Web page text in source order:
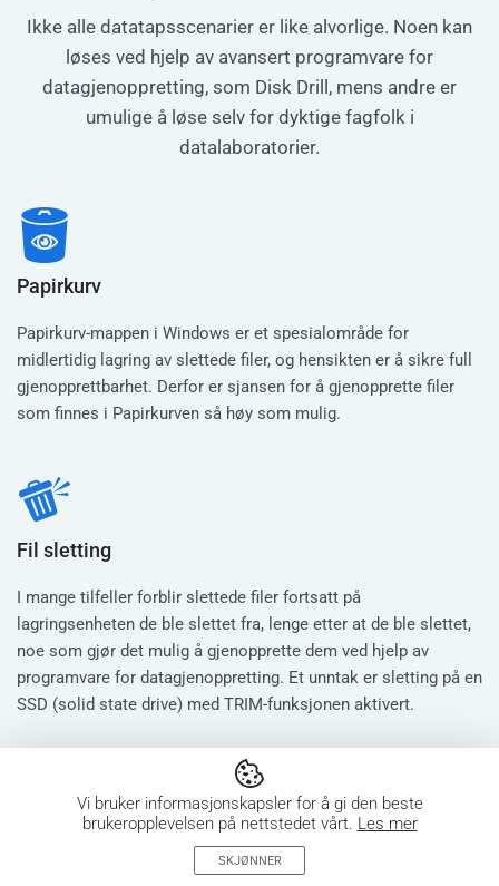
Ikke alle datatapsscenarier er like alvorlige. Noen kan
løses ved hjelp av avansert programvare for
datagjenoppretting, som Disk Drill, mens andre er
umulige å løse selv for dyktige fagfolk i
datalaboratorier.
Papirkurv
Papirkurv-mappen i Windows er et spesialområde for
midlertidig lagring av slettede filer, og hensikten er å sikre full
gjenopprettbarhet. Derfor er sjansen for å gjenopprette filer
som finnes i Papirkurven så høy som mulig.
Fil sletting
I mange tilfeller forblir slettede filer fortsatt på
lagringsenheten de ble slettet fra, lenge etter at de ble slettet,
noe som gjør det mulig å gjenopprette dem ved hjelp av
programvare for datagjenoppretting. Et unntak er sletting på en
SSD (solid state drive) med TRIM-funksjonen aktivert.
Formaterte partisjoner
Vi bruker informasjonskapsler for å gi den beste
brukeropplevelsen på nettstedet vårt. Les mer
SKJØNNER